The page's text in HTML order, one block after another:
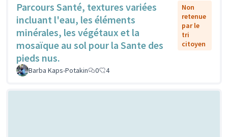
Parcours Santé, textures variées
incluant l'eau, les éléments
minérales, les végétaux et la
mosaïque au sol pour la Sante des
pieds nus.
Non
retenue
par le
tri
citoyen
Barba Kaps-Potakin 0 4